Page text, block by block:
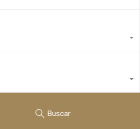
Buscar